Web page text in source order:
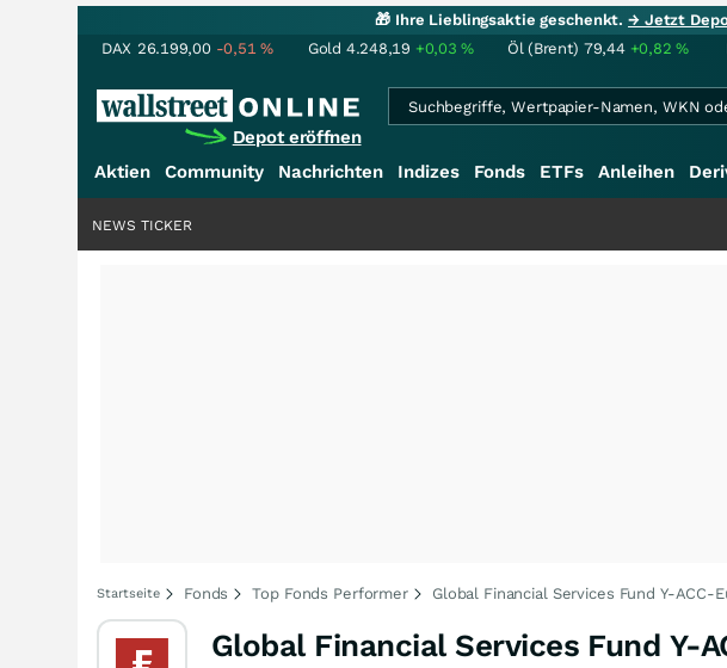
🎁 Ihre Lieblingsaktie geschenkt.→ Jetzt
DAX 26.199,00 -0,51% Gold 4.248,19 +0,03% Öl (Brent) 79,44 +0,82%
Depot eröffnen
Aktien Community Nachrichten Indizes Fonds ETFs Anleihen
NEWS TICKER
Startseite Fonds Top Fonds Performer Global Financial Services Fund Y-ACC-
Global Financial Services Fund Y-